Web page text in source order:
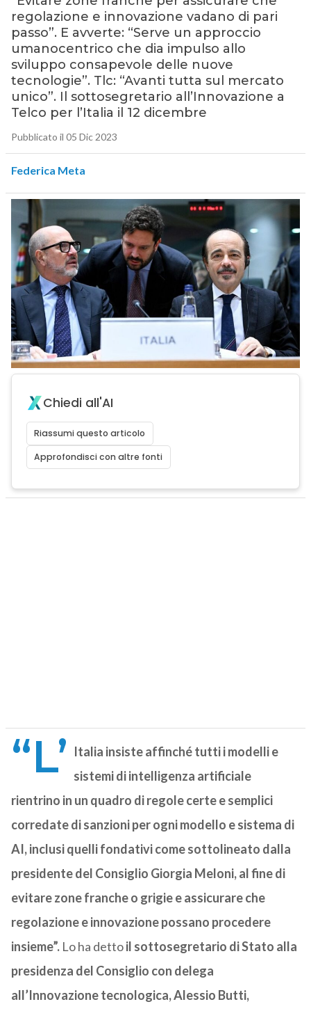
regolazione e innovazione vadano di pari
passo”. E avverte: “Serve un approccio
umanocentrico che dia impulso allo
sviluppo consapevole delle nuove
tecnologie”. Tlc: “Avanti tutta sul mercato
unico”. Il sottosegretario all’Innovazione a
Telco per l’Italia il 12 dicembre
Pubblicato il 05 Dic 2023
Federica Meta
Chiedi all'AI
Riassumi questo articolo
Approfondisci con altre fonti
“L’ Italia insiste affinché tutti i modelli e
sistemi di intelligenza artificiale
rientrino in un quadro di regole certe e semplici
corredate di sanzioni per ogni modello e sistema di
AI, inclusi quelli fondativi come sottolineato dalla
presidente del Consiglio Giorgia Meloni, al fine di
evitare zone franche o grigie e assicurare che
regolazione e innovazione possano procedere
insieme”.Lo ha dettoil sottosegretario di Stato alla
presidenza del Consiglio con delega
all’Innovazione tecnologica, Alessio Butti,